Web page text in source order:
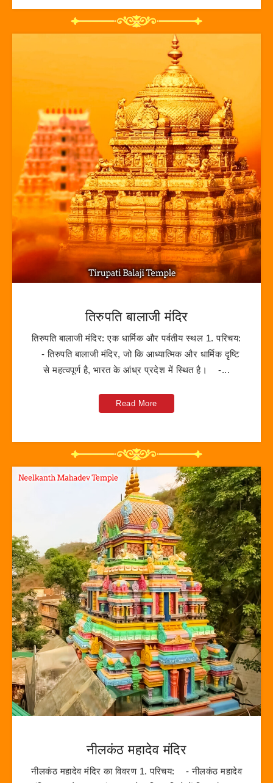
तिरुपति बालाजी मंदिर
तिरुपति बालाजी मंदिर: एक धार्मिक और पर्वतीय स्थल 1. परिचय:
- तिरुपति बालाजी मंदिर, जो कि आध्यात्मिक और धार्मिक दृष्टि
से महत्वपूर्ण है, भारत के आंध्र प्रदेश में स्थित है। -...
Read More
नीलकंठ महादेव मंदिर
नीलकंठ महादेव मंदिर का विवरण 1. परिचय: - नीलकंठ महादेव